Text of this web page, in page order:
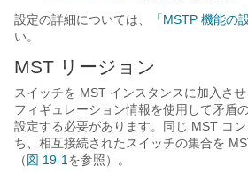
設定の詳細については、
「MSTP 機能の
い。
MST リージョン
スイッチを MST インスタンスに加入さ
フィギュレーション情報を使用して矛盾
設定する必要があります。同じ MST コ
ち、相互接続されたスイッチの集合を
（図 19-1 を参照）。